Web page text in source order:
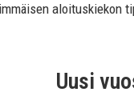
aloituskiekon
Uusi